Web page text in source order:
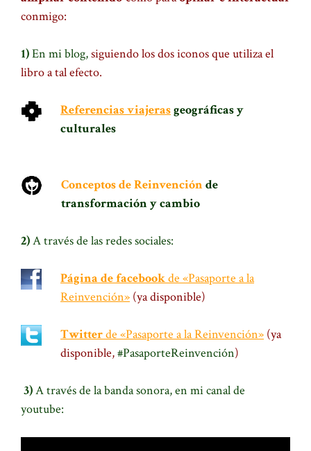
conmigo:
1)En mi blog,siguiendo los dos iconos que utiliza el
libro a tal efecto.
Referencias viajerasgeográficas y
culturales
Conceptos de Reinvenciónde
transformación y cambio
2)A través de las redes sociales:
Página de facebookde «Pasaporte a la
Reinvención» (ya disponible)
Twitterde «Pasaporte a la Reinvención» (ya
disponible,#PasaporteReinvención)
3)A través de la banda sonora, en mi canal de
youtube: